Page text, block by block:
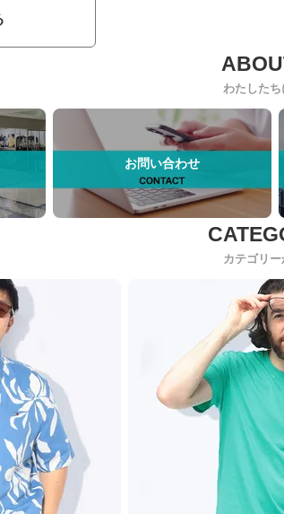
わたしたち
お問い合わせ
カテゴリ